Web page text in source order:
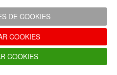
e
DE COOKIES
COOKIES
COOKIES